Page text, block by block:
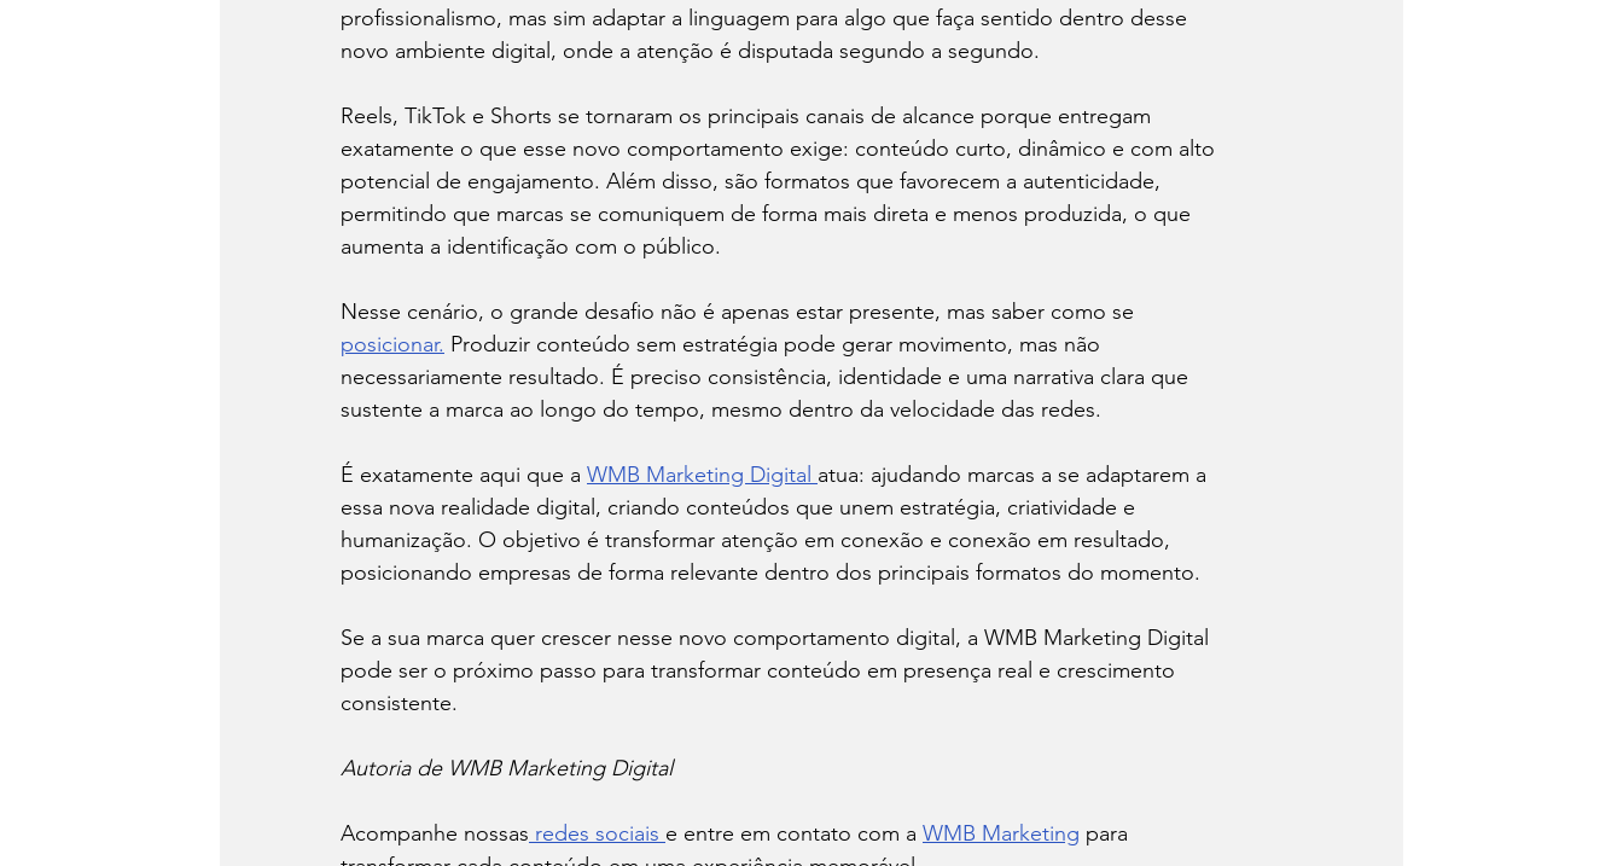
profissionalismo, mas sim adaptar a linguagem para algo que faça sentido dentro desse
novo ambiente digital, onde a atenção é disputada segundo a segundo.
Reels, TikTok e Shorts se tornaram os principais canais de alcance porque entregam
exatamente o que esse novo comportamento exige: conteúdo curto, dinâmico e com alto
potencial de engajamento. Além disso, são formatos que favorecem a autenticidade,
permitindo que marcas se comuniquem de forma mais direta e menos produzida, o que
aumenta a identificação com o público.
Nesse cenário, o grande desafio não é apenas estar presente, mas saber como se
posicionar. Produzir conteúdo sem estratégia pode gerar movimento, mas não
necessariamente resultado. É preciso consistência, identidade e uma narrativa clara que
sustente a marca ao longo do tempo, mesmo dentro da velocidade das redes.
É exatamente aqui que a WMB Marketing Digital atua: ajudando marcas a se adaptarem a
essa nova realidade digital, criando conteúdos que unem estratégia, criatividade e
humanização. O objetivo é transformar atenção em conexão e conexão em resultado,
posicionando empresas de forma relevante dentro dos principais formatos do momento.
Se a sua marca quer crescer nesse novo comportamento digital, a WMB Marketing Digital
pode ser o próximo passo para transformar conteúdo em presença real e crescimento
consistente.
Autoria de WMB Marketing Digital
Acompanhe nossas redes sociais e entre em contato com a WMB Marketing para